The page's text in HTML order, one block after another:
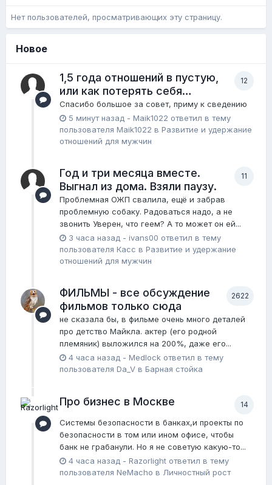
Нет пользователей, просматривающих эту страницу.
Новое
12
1,5 года отношений в пустую,
или как потерять себя…
Спасибо большое за совет, приму к сведению
5 минут назад - Maik1022 ответил в тему
пользователя Maik1022 в Pазвитие и удержание
отношений для мужчин
11
Год и три месяца вместе.
Выгнал из дома. Взяли паузу.
Проблемная ОЖП свалила, ещё и забрав
проблемную собаку. Радоваться надо, а не
звонить Уверен, что геем? А то может он ей...
3 часа назад - ivans00 ответил в тему
пользователя Касс в Pазвитие и удержание
отношений для мужчин
2622
ФИЛЬМЫ - все обсуждение
фильмов только сюда
не сказала бы, в фильме очень много деталей
про детство Майкла. актер (его родной
племяник) выложился на 200%, даже его...
4 часа назад - Medlock ответил в тему
пользователя Da_V в Барная стойка
14
Про бизнес в Москве
Системы безопасности в банках,и проекты по
безопасности в том или ином офисе, чтобы
банк не грабанули. Но я не советую какую-то...
4 часа назад - Razorlight ответил в тему
пользователя NeMacho в Личностный рост